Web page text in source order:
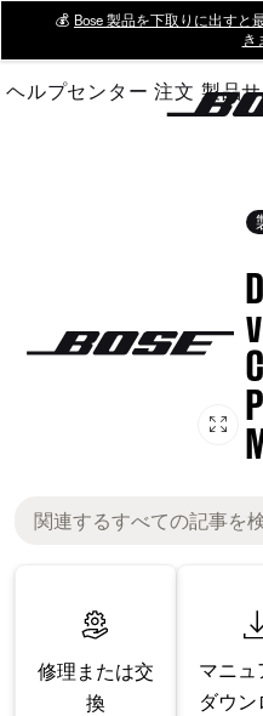
Main
💰 Bose 製品を下取りに出すと
き
ヘルプセンター 注文 製品
修理または交
換
マニュ
ダウン